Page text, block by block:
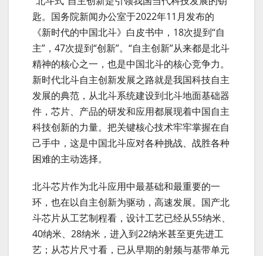
匙。国务院新闻办公室于2022年11月发布的
《新时代的中国北斗》白皮书中，18次提到“自
主”，47次提到“创新”。“自主创新”从来都是北斗
精神的核心之一，也是中国北斗的核心竞争力。
新时代北斗自主创新发展之路就是我国科技自主
发展的典范，从北斗系统建设到北斗地面基础器
件，芯片、产品的研发和应用都展现着中国自主
科技创新的力量。把关键核心技术牢牢掌握在自
己手中，这是中国北斗应对各种挑战、战胜各种
困难的主动选择。
北斗芯片作为北斗应用中最基础和最重要的一
环，也在以自主创新为驱动，高速发展。国产北
斗芯片从工艺制程看，设计工艺已经从55纳米、
40纳米、28纳米，进入到22纳米甚至更先进工
艺；从芯片尺寸看，已从早期的射频与基带单元